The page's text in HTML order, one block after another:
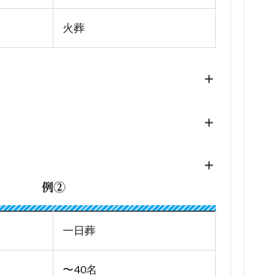
火葬
+
+
+
例②
一日葬
〜40名